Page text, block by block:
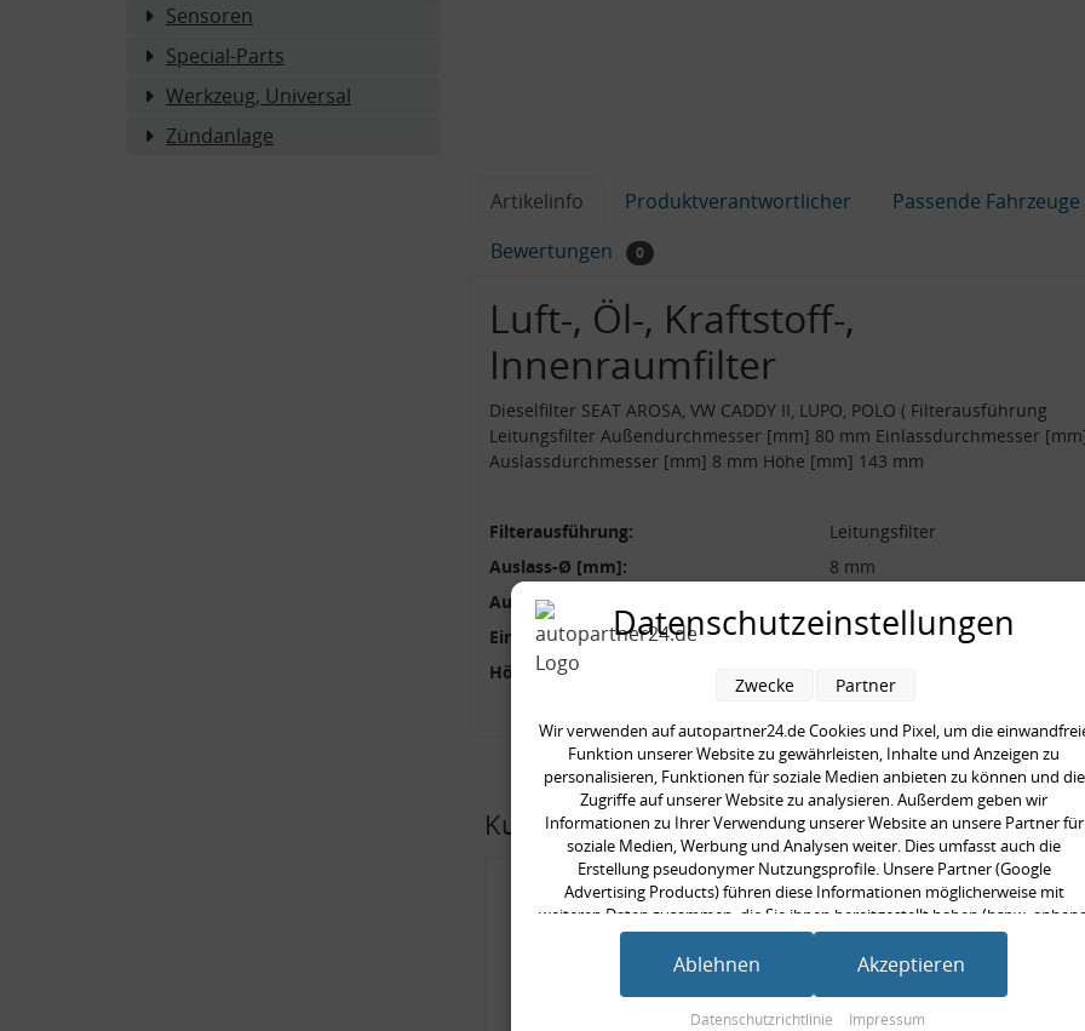
Sensoren
Special-Parts
Werkzeug, Universal
Zündanlage
Artikelinfo Produktverantwortlicher
Passende Fahrzeuge
Bewertungen
0
Luft-, Öl-, Kraftstoff-,
Innenraumfilter
Dieselfilter SEAT AROSA, VW CADDY II, LUPO, POLO ( Filterausführung
Leitungsfilter Außendurchmesser [mm] 80 mm Einlassdurchmesser
Auslassdurchmesser [mm] 8 mm Höhe [mm] 143 mm
Filterausführung:
Leitungsfilter
Auslass-Ø [mm]:
8 mm
Außendurchmesser [mm]:
Einlass-Ø [mm]:
8 mm
Höhe [mm]:
Kunden kauften auch
Datenschutzeinstellungen
Wir verwenden auf autopartner24.de Cookies und Pixel, um die
Funktion unserer Website zu gewährleisten, Inhalte und Anzeigen zu
personalisieren, Funktionen für soziale Medien anbieten zu können und die
Zugriffe auf unserer Website zu analysieren. Außerdem geben wir
Informationen zu Ihrer Verwendung unserer Website an unsere Partner für
soziale Medien, Werbung und Analysen weiter. Dies umfasst auch die
Erstellung pseudonymer Nutzungsprofile. Unsere Partner (Google
Advertising Products) führen diese Informationen möglicherweise mit
weiteren Daten zusammen, die Sie ihnen bereitgestellt haben (bspw.
eines persönlichen Accounts) oder welche sie im Rahmen Ihrer Nutzung der
Dienste gesammelt haben (bspw. Nutzungsdaten anderer Geräte). Ihre
Einwilligung zur Nutzung von Cookies und Pixeln können Sie jederzeit
Datenschutzrichtlinie Impressum
Zwecke Partner
Ablehnen Akzeptieren